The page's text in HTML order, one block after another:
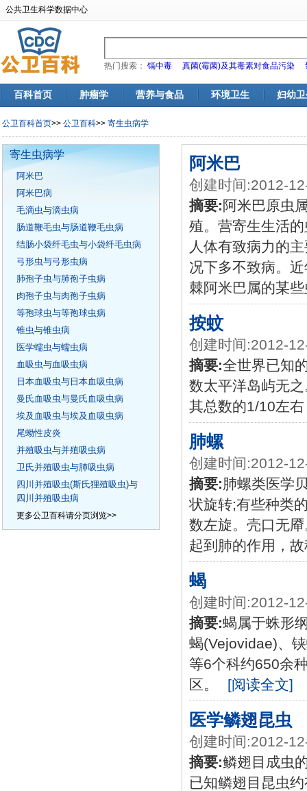
公共卫生科学数据中心
热门搜索： 镉中毒 真菌(霉菌)及其毒素对食品污染
百科首页 肿瘤学 营养与食品 环境卫生 妇幼
公卫百科首页>> 公卫百科>> 寄生虫病学
阿米巴
创建时间:2012-
摘要:阿米巴原虫
殖。营寄生生活
人体有致病力的
况下多不致病。
棘阿米巴属的某
按蚊
创建时间:2012-
摘要:全世界已知
数太平洋岛屿无
其总数的1/10左
肺螺
创建时间:2012-
摘要:肺螺类医学
状旋转;有些种类
数左旋。壳口无
起到肺的作用，
蝎
创建时间:2012-
摘要:蝎属于蛛形
蝎(Vejovidae)、
等6个科约650余
区。
[阅读全文]
医学鳞翅昆虫
创建时间:2012-
摘要:鳞翅目成虫
已知鳞翅目昆虫
寄生虫病学
阿米巴
阿米巴病
毛滴虫与滴虫病
肠道鞭毛虫与肠道鞭毛虫病
结肠小袋纤毛虫与小袋纤毛虫病
弓形虫与弓形虫病
肺孢子虫与肺孢子虫病
肉孢子虫与肉孢子虫病
等孢球虫与等孢球虫病
锥虫与锥虫病
医学蠕虫与蠕虫病
血吸虫与血吸虫病
日本血吸虫与日本血吸虫病
曼氏血吸虫与曼氏血吸虫病
埃及血吸虫与埃及血吸虫病
尾蚴性皮炎
并殖吸虫与并殖吸虫病
卫氏并殖吸虫与肺吸虫病
四川并殖吸虫(斯氏狸殖吸虫)与
四川并殖吸虫病
更多公卫百科请分页浏览>>